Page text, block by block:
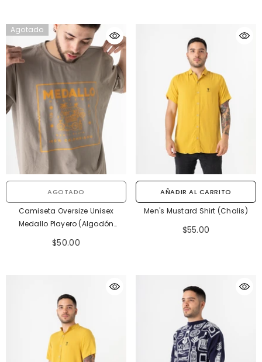
Agotado
AGOTADO
Camiseta Oversize Unisex
Medallo Playero (Algodón
230gr)
$50.00
AÑADIR AL CARRITO
Men's Mustard Shirt (Chalis)
$55.00